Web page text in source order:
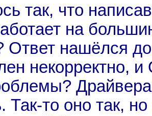
так, что
на
Ответ нашёлся
некорректно,
Так-то оно так,